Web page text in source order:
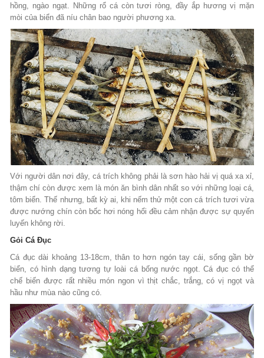
hồng, ngào ngạt. Những rổ cá còn tươi ròng, đầy ắp hương vị mặn
mòi của biển đã níu chân bao người phương xa.
Với người dân nơi đây, cá trích không phải là sơn hào hải vị quá xa xỉ,
thậm chí còn được xem là món ăn bình dân nhất so với những loại cá,
tôm biển. Thế nhưng, bất kỳ ai, khi nếm thử một con cá trích tươi vừa
được nướng chín còn bốc hơi nóng hổi đều cảm nhận được sự quyến
luyến không rời.
Gỏi Cá Đục
Cá đục dài khoảng 13-18cm, thân to hơn ngón tay cái, sống gần bờ
biển, có hình dạng tư­ơng tự loài cá bống nư­ớc ngọt. Cá đục có thể
chế biến đ­ược rất nhiều món ngon vì thịt chắc, trắng, có vị ngọt và
hầu nh­ư mùa nào cũng có.